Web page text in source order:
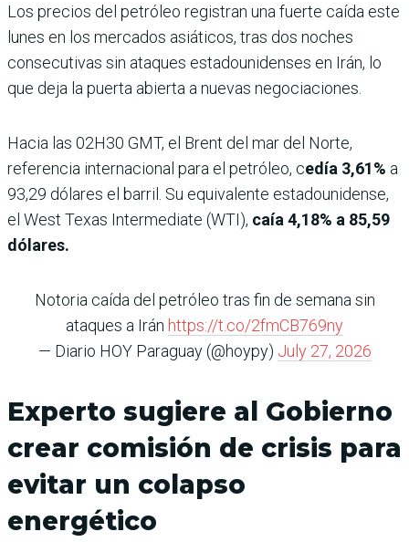
Los precios del petróleo registran una fuerte caída este
lunes en los mercados asiáticos, tras dos noches
consecutivas sin ataques estadounidenses en Irán, lo
que deja la puerta abierta a nuevas negociaciones.
Hacia las 02H30 GMT, el Brent del mar del Norte,
referencia internacional para el petróleo, cedía 3,61% a
93,29 dólares el barril. Su equivalente estadounidense,
el West Texas Intermediate (WTI), caía 4,18% a 85,59
dólares.
Notoria caída del petróleo tras fin de semana sin
ataques a Irán https://t.co/2fmCB769ny
— Diario HOY Paraguay (@hoypy) July 27, 2026
Experto sugiere al Gobierno
crear comisión de crisis para
evitar un colapso
energético